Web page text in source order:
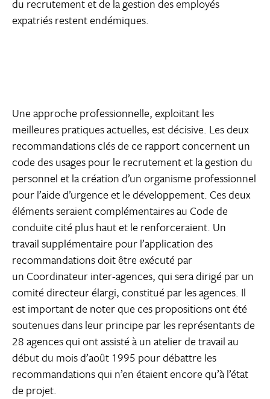
du recrutement et de la gestion des employés
expatriés restent endémiques.
Une approche professionnelle, exploitant les
meilleures pratiques actuelles, est décisive. Les deux
recommandations clés de ce rapport concernent un
code des usages pour le recrutement et la gestion du
personnel et la création d’un organisme professionnel
pour l’aide d’urgence et le développement. Ces deux
éléments seraient complémentaires au Code de
conduite cité plus haut et le renforceraient. Un
travail supplémentaire pour l’application des
recommandations doit être exécuté par
un Coordinateur inter-agences, qui sera dirigé par un
comité directeur élargi, constitué par les agences. Il
est important de noter que ces propositions ont été
soutenues dans leur principe par les représentants de
28 agences qui ont assisté à un atelier de travail au
début du mois d’août 1995 pour débattre les
recommandations qui n’en étaient encore qu’à l’état
de projet.